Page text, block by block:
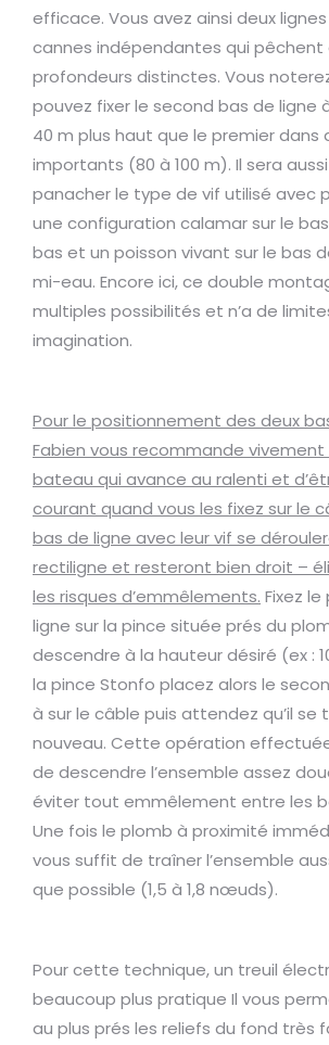
efficace. Vous avez ainsi deux
cannes indépendantes qui pêchent
profondeurs distinctes. Vous
pouvez fixer le second bas de ligne
40 m plus haut que le premier dans
importants (80 à 100 m). Il sera
panacher le type de vif utilisé avec
une configuration calamar sur le
bas et un poisson vivant sur le bas
mi-eau. Encore ici, ce double
multiples possibilités et n’a de
imagination.
Pour le positionnement des deux
Fabien vous recommande vivement
bateau qui avance au ralenti et
courant quand vous les fixez sur le
bas de ligne avec leur vif se
rectiligne et resteront bien droit –
les risques d’emmêlements. Fixez
ligne sur la pince située prés du
descendre à la hauteur désiré (ex :
la pince Stonfo placez alors le
à sur le câble puis attendez qu’il se
nouveau. Cette opération
de descendre l’ensemble assez
éviter tout emmêlement entre les
Une fois le plomb à proximité
vous suffit de traîner l’ensemble
que possible (1,5 à 1,8 nœuds).
Pour cette technique, un treuil
beaucoup plus pratique Il vous
au plus prés les reliefs du fond très